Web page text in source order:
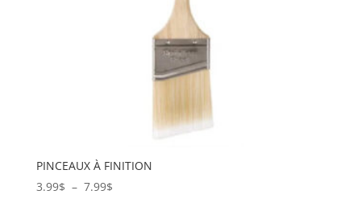
PINCEAUX À FINITION
3.99$ – 7.99$Plage